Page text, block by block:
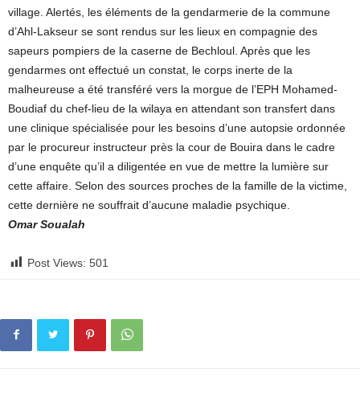
village. Alertés, les éléments de la gendarmerie de la commune
d’Ahl-Lakseur se sont rendus sur les lieux en compagnie des
sapeurs pompiers de la caserne de Bechloul. Après que les
gendarmes ont effectué un constat, le corps inerte de la
malheureuse a été transféré vers la morgue de l’EPH Mohamed-
Boudiaf du chef-lieu de la wilaya en attendant son transfert dans
une clinique spécialisée pour les besoins d’une autopsie ordonnée
par le procureur instructeur près la cour de Bouira dans le cadre
d’une enquête qu’il a diligentée en vue de mettre la lumière sur
cette affaire. Selon des sources proches de la famille de la victime,
cette dernière ne souffrait d’aucune maladie psychique.
Omar Soualah
Post Views: 501